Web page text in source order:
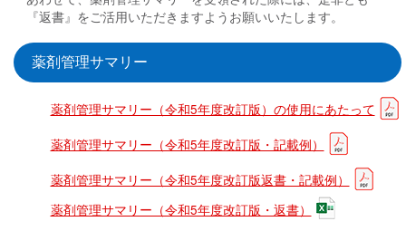
『返書』をご活用いただきますようお願いいたします。
薬剤管理サマリー
薬剤管理サマリー（令和5年度改訂版）の使用にあたって
薬剤管理サマリー（令和5年度改訂版・記載例）
薬剤管理サマリー（令和5年度改訂版返書・記載例）
薬剤管理サマリー（令和5年度改訂版・返書）